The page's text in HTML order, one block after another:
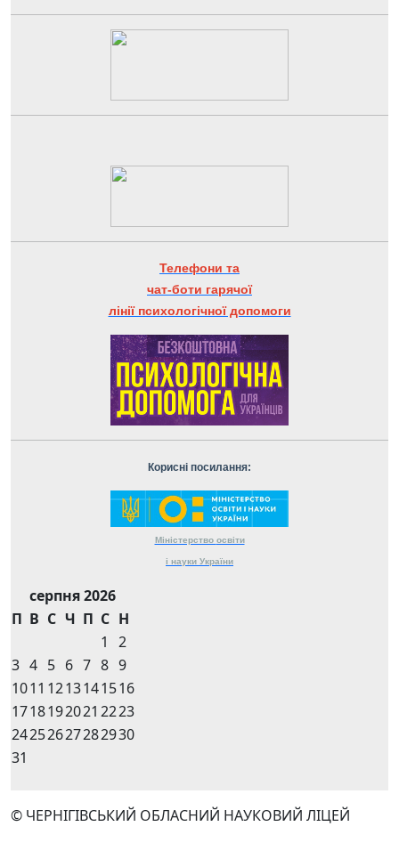
Телефони та
чат-боти гарячої
лінії психологічної допомоги
Корисні посилання:
Міністерство освіти
і науки України
серпня 2026
П В С Ч П С Н
1
2
3 4 5 6 7 8 9
1011 1213141516
1718192021 2223
24252627282930
31
© ЧЕРНІГІВСЬКИЙ ОБЛАСНИЙ НАУКОВИЙ ЛІЦЕЙ